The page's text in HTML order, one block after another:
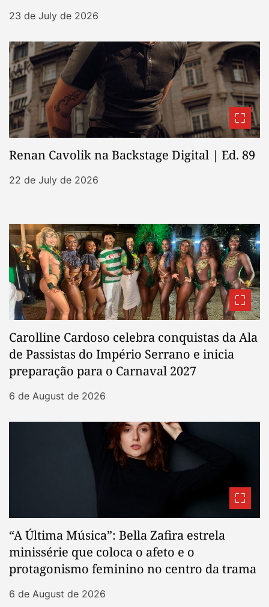
23 de July de 2026
Renan Cavolik na Backstage Digital | Ed. 89
22 de July de 2026
Carolline Cardoso celebra conquistas da Ala
de Passistas do Império Serrano e inicia
preparação para o Carnaval 2027
6 de August de 2026
“A Última Música”: Bella Zafira estrela
minissérie que coloca o afeto e o
protagonismo feminino no centro da trama
6 de August de 2026